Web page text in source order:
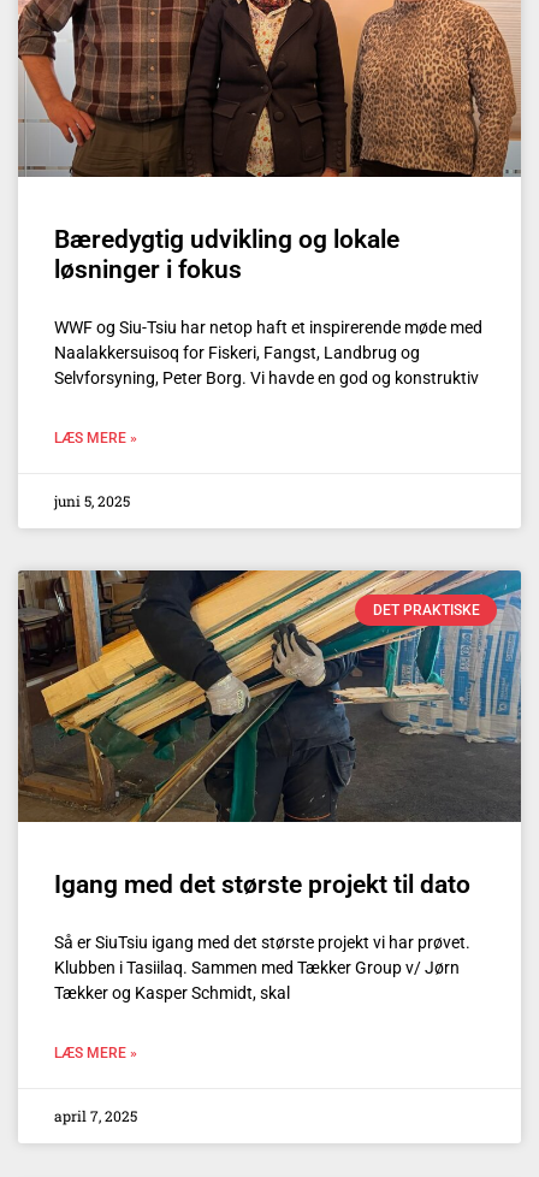
Bæredygtig udvikling og lokale
løsninger i fokus
WWF og Siu-Tsiu har netop haft et inspirerende møde med
Naalakkersuisoq for Fiskeri, Fangst, Landbrug og
Selvforsyning, Peter Borg. Vi havde en god og konstruktiv
LÆS MERE »
juni 5, 2025
DET PRAKTISKE
Igang med det største projekt til dato
Så er SiuTsiu igang med det største projekt vi har prøvet.
Klubben i Tasiilaq. Sammen med Tækker Group v/ Jørn
Tækker og Kasper Schmidt, skal
LÆS MERE »
april 7, 2025